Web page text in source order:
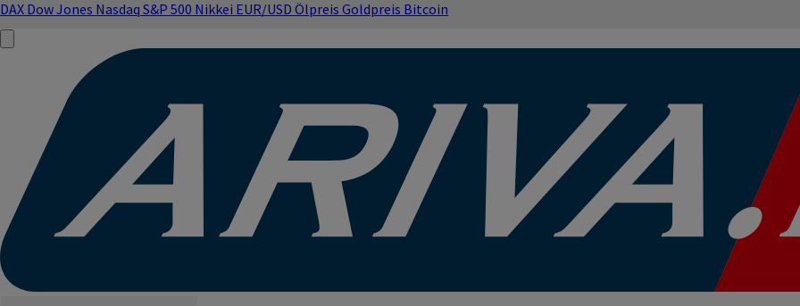
DAX Dow Jones Nasdaq S&P 500 Nikkei EUR/USD Ölpreis Goldpreis Bitcoin